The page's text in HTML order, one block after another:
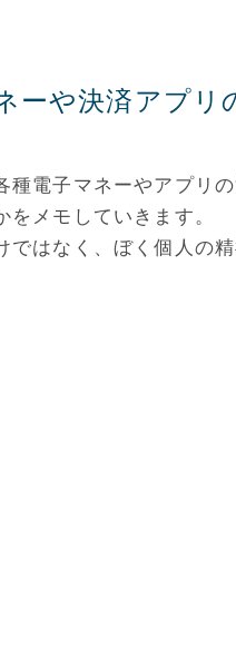
ーや決済アプリ
電子マネーやアプリ
メモしていきます。
はなく、ぼく個人の